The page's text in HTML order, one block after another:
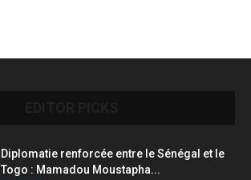
Diplomatie renforcée entre le Sénégal et le
Togo : Mamadou Moustapha...